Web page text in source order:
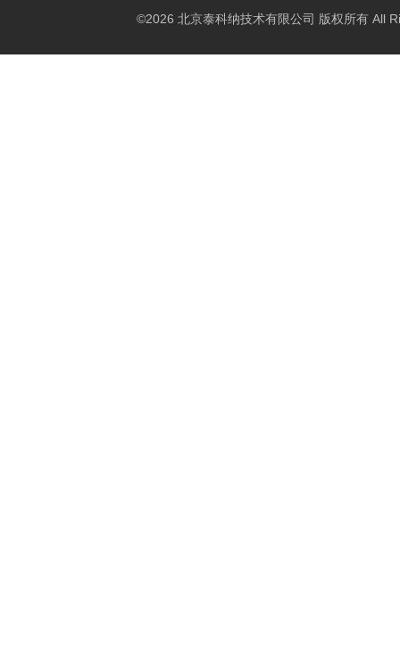
©2026 北京泰科纳技术有限公司 版权所有 All